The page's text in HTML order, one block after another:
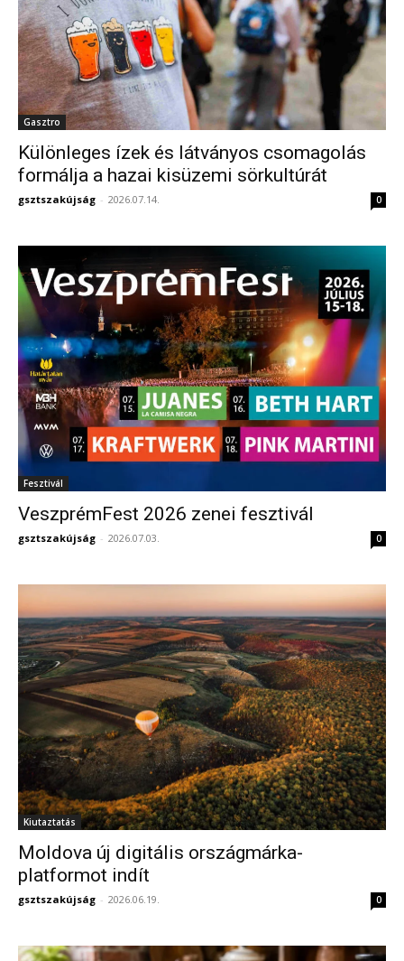
Gasztro
Különleges ízek és látványos csomagolás
formálja a hazai kisüzemi sörkultúrát
gsztszakújság - 2026.07.14. 0
Fesztivál
VeszprémFest 2026 zenei fesztivál
gsztszakújság - 2026.07.03. 0
Kiutaztatás
Moldova új digitális országmárka-
platformot indít
gsztszakújság - 2026.06.19. 0